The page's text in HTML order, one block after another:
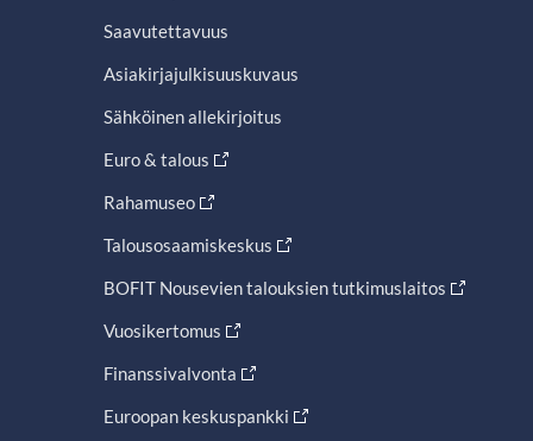
Saavutettavuus
Asiakirjajulkisuuskuvaus
Sähköinen allekirjoitus
Euro & talous
Rahamuseo
Talousosaamiskeskus
BOFIT Nousevien talouksien tutkimuslaitos
Vuosikertomus
Finanssivalvonta
Euroopan keskuspankki